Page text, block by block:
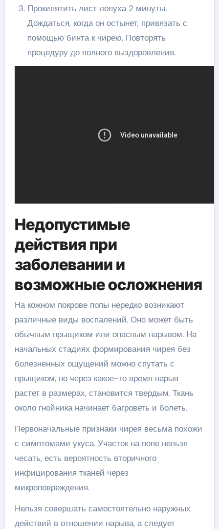
Прокипятить лист лопуха 2 минуты.
Дождаться, когда он остынет, привязать с
помощью бинта к чирею. Повторять
процедуру до полного выздоровления.
Недопустимые
действия при
заболевании и
возможные осложнения
На кожном покрове попы нередко возникают
различные виды воспалений. Оно может быть
обычным прыщиком или опасным нарывом. На
начальных стадиях формирования чирея без
болезненных ощущений можно спутать с
прыщиком, но через какое-то время нарыв
растет в размерах, становится твердым. Ткань
около гнойника начинает багроветь и болеть.
Первоначальные признаки чирея весьма похожи
с симптомами укуса. Участок на попе нельзя
чесать, есть вероятность вторичного
инфицирования тканей через
микроповреждения.
Нельзя совершать самостоятельно наружных
действий в отношении нарыва, а следует